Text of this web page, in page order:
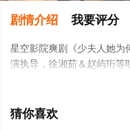
剧情介绍 我要评分
星空影院爽剧《少夫人她为
演执导，徐湘茹＆赵屿珩等
电视剧，大结局剧情已揭晓
信息可移步至豆瓣电视剧、
猜你喜欢